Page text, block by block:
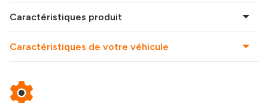
Caractéristiques produit
Caractéristiques de votre véhicule